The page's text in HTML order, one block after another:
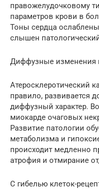
правожелудочковому
параметров крови в
Тоны сердца
слышен
Диффузные изменения
Атеросклеротический
правило, развивается
диффузный характер.
миокарде очаговых
Развитие патологии
метаболизма и
происходит медленно
атрофия и отмирание
С гибелью клеток-